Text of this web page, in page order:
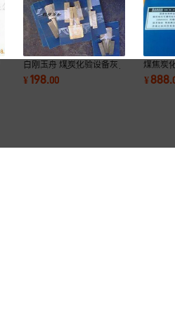
白刚玉舟 煤炭化验设备灰
熔点测定仪配件 耐1600度
¥198.00
煤焦炭
仪用无
高精度
¥888.